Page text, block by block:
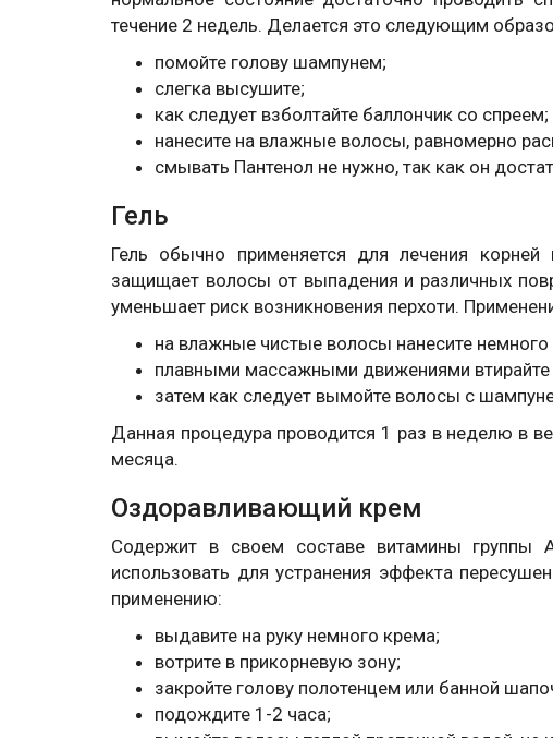
течение 2 недель. Делается это следующим
помойте голову шампунем;
слегка высушите;
как следует взболтайте баллончик со спреем;
нанесите на влажные волосы, равномерно
смывать Пантенол не нужно, так как он
Гель
Гель обычно применяется для лечения
защищает волосы от выпадения и различных
уменьшает риск возникновения перхоти.
на влажные чистые волосы нанесите немного
плавными массажными движениями втирайте
затем как следует вымойте волосы с
Данная процедура проводится 1 раз в неделю в
месяца.
Оздоравливающий крем
Содержит в своем составе витамины
использовать для устранения эффекта
применению:
выдавите на руку немного крема;
вотрите в прикорневую зону;
закройте голову полотенцем или банной
подождите 1-2 часа;